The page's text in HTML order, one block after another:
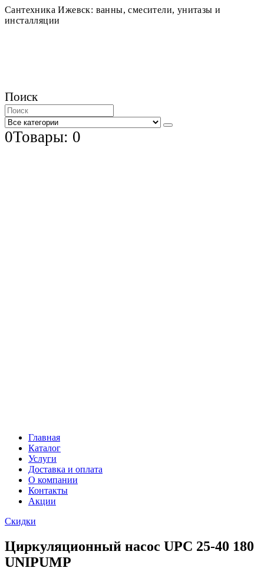
Сантехника Ижевск: ванны, смесители, унитазы и
инсталляции
Поиск
0Товары: 0
Главная
Каталог
Услуги
Доставка и оплата
О компании
Контакты
Акции
Скидки
Циркуляционный насос UPC 25-40 180
UNIPUMP